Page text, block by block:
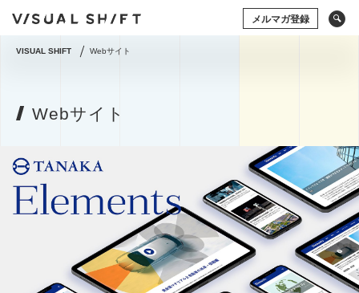
メルマガ登録
タグから検索
アート×ビジネス CG
VR
ストックフォト
アートフォト
ソーシャルメディア
動画
アマナの事例
ドローン
ソーシャルメディア
アマナの事例
撮影術
イベント
グラフィックデザイン
写真の権利
システム開発
コミュニティマーケティング
コミュニケーションデザイン
地方創生／地域活性
アプリケーション
空間デザイン
Webサイト
VISUAL SHIFT Webサイト
Webサイト